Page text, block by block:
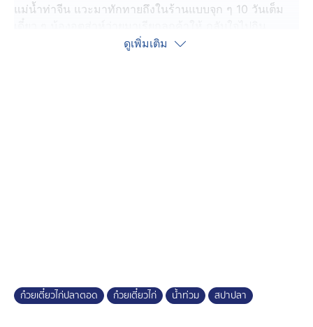
แม่น้ำท่าจีน แวะมาทักทายถึงในร้านแบบจุก ๆ 10 วันเต็ม
ก๋วยเตี๋ยวไก่เหมือนเดิมเถอะ ส่วนใครห่วงไฟดูด เจ๊แกบอก
ดูเพิ่มเติม
ก๋วยเตี๋ยวไก่ปลาตอด ก๋วยเตี๋ยวไก่ น้ำท่วม สปาปลา